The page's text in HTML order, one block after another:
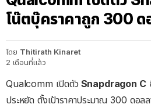
โน๊ตบุ๊คราคาถูก 300 ด
โดย Thitirath Kinaret
2 เดือนที่แล้ว
Qualcomm เปิดตัว Snapdragon C
ประหยัด ตั้งเป้าราคาประมาณ 300 ดอล